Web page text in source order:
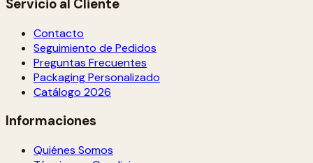
Servicio al Cliente
Contacto
Seguimiento de Pedidos
Preguntas Frecuentes
Packaging Personalizado
Catálogo 2026
Informaciones
Quiénes Somos